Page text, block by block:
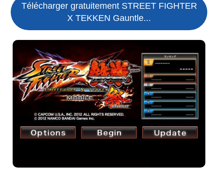
Télécharger gratuitement STREET FIGHTER
X TEKKEN Gauntle...